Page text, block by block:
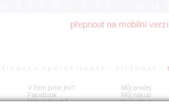
přepnout na mobilní verzi
V čem jsme jiní?
Facebook
Výkup šperků
Můj prodej
Můj nákup
Moje album